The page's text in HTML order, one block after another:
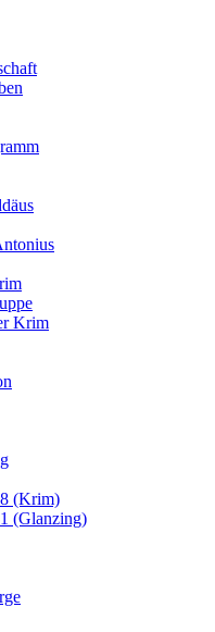
Krim
(Krim)
(Glanzing)